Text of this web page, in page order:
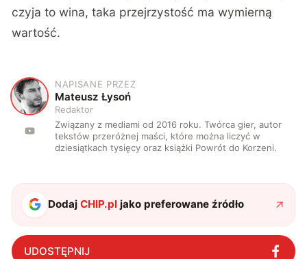
czyja to wina, taka przejrzystość ma wymierną
wartość.
M
NAPISANE PRZEZ
Mateusz Łysoń
Redaktor
Związany z mediami od 2016 roku. Twórca gier, autor
tekstów przeróżnej maści, które można liczyć w
dziesiątkach tysięcy oraz książki Powrót do Korzeni.
DodajCHIP.pl jako preferowane źródło
UDOSTĘPNIJ